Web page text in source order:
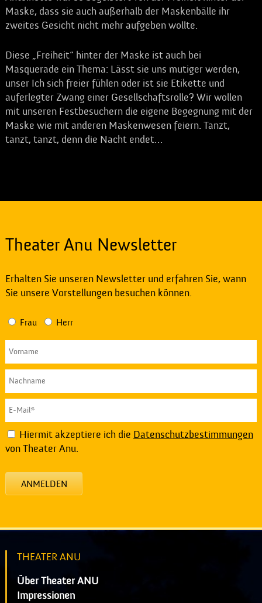
Maske, dass sie auch außerhalb der Maskenbälle ihr
zweites Gesicht nicht mehr aufgeben wollte.
Diese „Freiheit“ hinter der Maske ist auch bei
Masquerade ein Thema: Lässt sie uns mutiger werden,
unser Ich sich freier fühlen oder ist sie Etikette und
auferlegter Zwang einer Gesellschaftsrolle? Wir wollen
mit unseren Festbesuchern die eigene Begegnung mit der
Maske wie mit anderen Maskenwesen feiern. Tanzt,
tanzt, tanzt, denn die Nacht endet…
Theater Anu Newsletter
Erhalten Sie unseren Newsletter und erfahren Sie, wann
Sie unsere Vorstellungen besuchen können.
Frau Herr
Hiermit akzeptiere ich die Datenschutzbestimmungen
von Theater Anu.
ANMELDEN
THEATER ANU
Über Theater ANU
Impressionen